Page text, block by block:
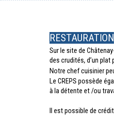
RESTAURATION
Sur le site de
des crudités, d’un
Notre chef cuisinier
Le CREPS possède
à la détente et /ou
Il est possible de